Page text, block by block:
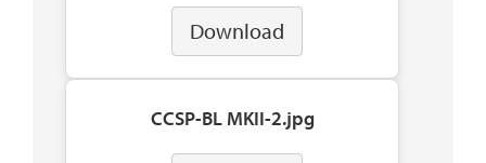
Download
CCSP-BL MKII-2.jpg